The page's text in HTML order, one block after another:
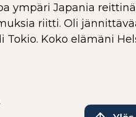
ympäri Japania
riitti. Oli
Koko elämäni